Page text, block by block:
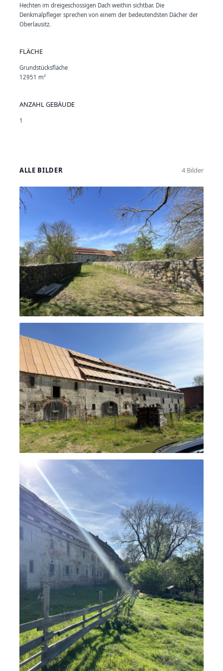
Hechten im dreigeschossigen Dach weithin sichtbar. Die
Denkmalpfleger sprechen von einem der bedeutendsten Dächer der
Oberlausitz.
FLÄCHE
Grundstücksfläche
12951 m²
ANZAHL GEBÄUDE
1
ALLE BILDER 4 Bilder